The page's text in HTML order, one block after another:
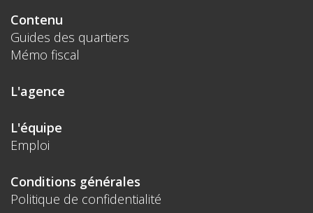
Contenu
Guides des quartiers
Mémo fiscal
L'agence
L'équipe
Emploi
Conditions générales
Politique de confidentialité